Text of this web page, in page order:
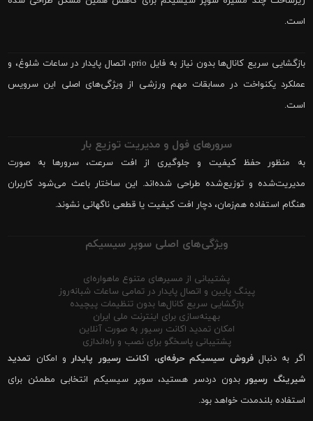
است.
بازگشایی سریع کانال‌ها بدون نیاز به فایل prio، اتصال پایدار در ساعات شلوغ، و
عملکرد یکنواخت در مسابقات مهم ورزشی از ویژگی‌های اصلی این سرویس
است.
سرورهای فول و مدیریت توزیع بار
به منظور حفظ کیفیت و جلوگیری از افت سرعت، سرورها به صورت
مدیریت‌شده و توزیع‌شده طراحی شده‌اند. این ساختار باعث می‌شود کاربران
هنگام استفاده هم‌زمان، دچار افت کیفیت یا قطعی ناگهانی نشوند.
ویژگی‌های اصلی سوپر سیسیکم
پشتیبانی از مسیرهای متنوع ماهواره‌ای
پینگ پایین و اتصال پایدار در تمامی ساعات شبانه‌روز
بازگشایی سریع کانال‌ها بدون تنظیمات پیچیده
بهینه‌سازی برای اینترنت ملی ایران
امکان تمدید اکانت رسیور به صورت آنلاین
پشتیبانی پاسخگو برای نصب و راه‌اندازی
اگر به دنبالفروش سیسیکم حرفه‌ای، اکانت رسیور پایدارو امکان تمدید
شیرینگ رسیوربدون دردسر هستید، سوپر سیسیکم انتخابی مطمئن برای
استفاده بلندمدت خواهد بود.